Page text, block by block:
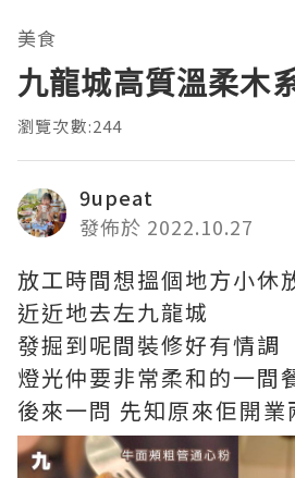
美食
九龍城高質溫柔木
瀏覽次數:244
9upeat
發佈於 2022.10.27
放工時間想搵個地方小休
近近地去左九龍城
發掘到呢間裝修好有情調
燈光仲要非常柔和的一間
後來一問 先知原來佢開業